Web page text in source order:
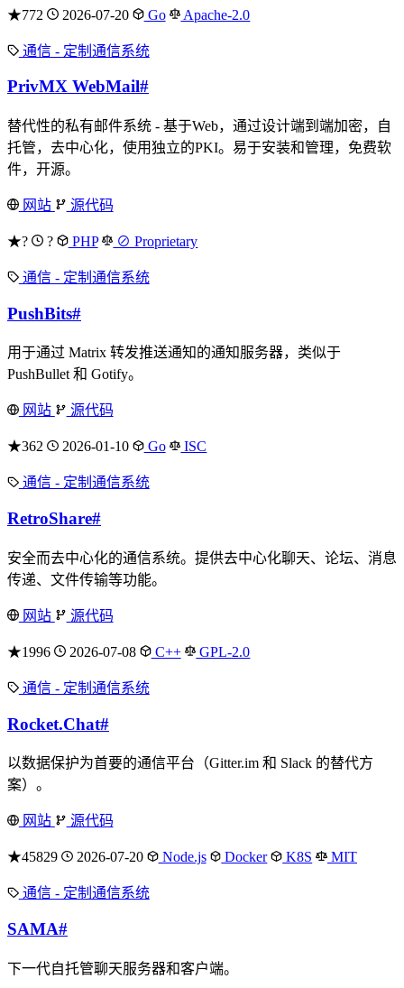
★772 2026-07-20 Go Apache-2.0
通信 - 定制通信系统
PrivMX WebMail#
替代性的私有邮件系统 - 基于Web，通过设计端到端加密，自
托管，去中心化，使用独立的PKI。易于安装和管理，免费软
件，开源。
网站 源代码
★? ? PHP ⊘ Proprietary
通信 - 定制通信系统
PushBits#
用于通过 Matrix 转发推送通知的通知服务器，类似于
PushBullet 和 Gotify。
网站 源代码
★362 2026-01-10 Go ISC
通信 - 定制通信系统
RetroShare#
安全而去中心化的通信系统。提供去中心化聊天、论坛、消息
传递、文件传输等功能。
网站 源代码
★1996 2026-07-08 C++ GPL-2.0
通信 - 定制通信系统
Rocket.Chat#
以数据保护为首要的通信平台（Gitter.im 和 Slack 的替代方
案）。
网站 源代码
★45829 2026-07-20 Node.js Docker K8S MIT
通信 - 定制通信系统
SAMA#
下一代自托管聊天服务器和客户端。